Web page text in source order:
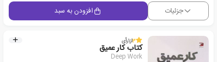
جزئیات افزودن به سبد
3از1رأی
کتاب کار عمیق
Deep Work